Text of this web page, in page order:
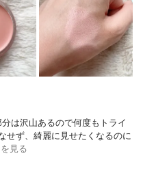
は沢山あるので何度もトライ
せず、綺麗に見せたくなるのに
見る